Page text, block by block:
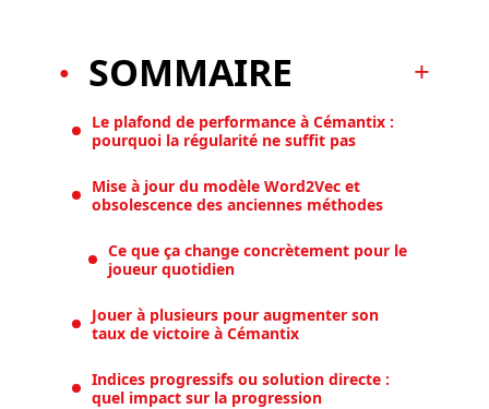
SOMMAIRE
Le plafond de performance à Cémantix :
pourquoi la régularité ne suffit pas
Mise à jour du modèle Word2Vec et
obsolescence des anciennes méthodes
Ce que ça change concrètement pour le
joueur quotidien
Jouer à plusieurs pour augmenter son
taux de victoire à Cémantix
Indices progressifs ou solution directe :
quel impact sur la progression